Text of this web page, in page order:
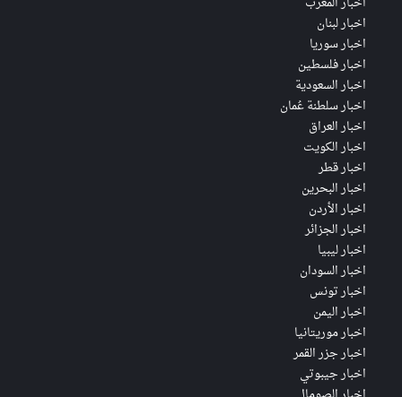
اخبار لبنان
اخبار سوريا
اخبار فلسطين
اخبار السعودية
اخبار سلطنة عُمان
اخبار العراق
اخبار الكويت
اخبار قطر
اخبار البحرين
اخبار الأردن
اخبار الجزائر
اخبار ليبيا
اخبار السودان
اخبار تونس
اخبار اليمن
اخبار موريتانيا
اخبار جزر القمر
اخبار جيبوتي